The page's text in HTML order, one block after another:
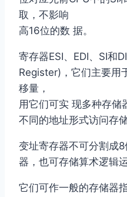
取，不影响
高16位的数 据。
寄存器ESI、EDI、SI和
Register)，它们主要用
移量，
用它们可实 现多种存储
不同的地址形式访问存
变址寄存器不可分割成
器，也可存储算术逻辑
它们可作一般的存储器